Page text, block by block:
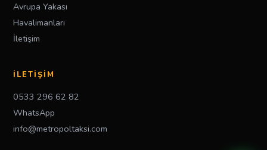
Avrupa Yakası
Havalimanları
İletişim
İLETIŞIM
0533 296 62 82
WhatsApp
info@metropoltaksi.com